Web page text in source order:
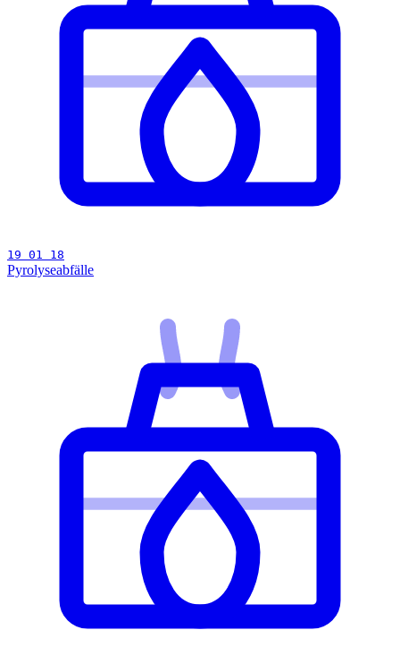
19 01 18
Pyrolyseabfälle